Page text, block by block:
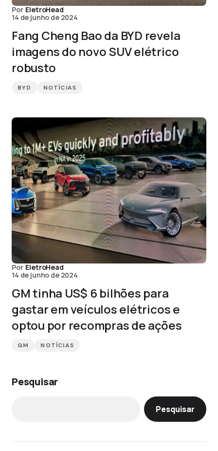
Por EletroHead
14 de junho de 2024
Fang Cheng Bao da BYD revela
imagens do novo SUV elétrico
robusto
BYD NOTÍCIAS
Por EletroHead
14 de junho de 2024
GM tinha US$ 6 bilhões para
gastar em veículos elétricos e
optou por recompras de ações
GM NOTÍCIAS
Pesquisar
Pesquisar